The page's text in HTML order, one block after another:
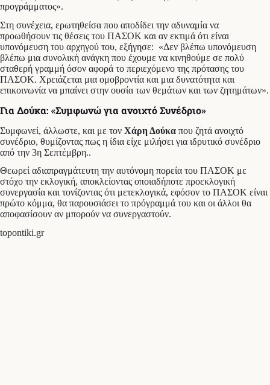
προγράμματος».
Στη συνέχεια, ερωτηθείσα που αποδίδει την αδυναμία να
προωθήσουν τις θέσεις του ΠΑΣΟΚ και αν εκτιμά ότι είναι
υπονόμευση του αρχηγού του, εξήγησε: «Δεν βλέπω υπονόμευση
βλέπω μια συνολική ανάγκη που έχουμε να κινηθούμε σε πολύ
σταθερή γραμμή όσον αφορά το περιεχόμενο της πρότασης του
ΠΑΣΟΚ. Χρειάζεται μια ομοβροντία και μια δυνατότητα και
επικοινωνία να μπαίνει στην ουσία των θεμάτων και των ζητημάτων».
Για Δούκα: «Συμφωνώ για ανοιχτό Συνέδριο»
Συμφωνεί, άλλωστε, και με τον Χάρη Δούκα που ζητά ανοιχτό
συνέδριο, θυμίζοντας πως η ίδια είχε μιλήσει για ιδρυτικό συνέδριο
από την 3η Σεπτέμβρη..
Θεωρεί αδιαπραγμάτευτη την αυτόνομη πορεία του ΠΑΣΟΚ με
στόχο την εκλογική, αποκλείοντας οποιαδήποτε προεκλογική
συνεργασία και τονίζοντας ότι μετεκλογικά, εφόσον το ΠΑΣΟΚ είναι
πρώτο κόμμα, θα παρουσιάσει το πρόγραμμά του και οι άλλοι θα
αποφασίσουν αν μπορούν να συνεργαστούν.
topontiki.gr